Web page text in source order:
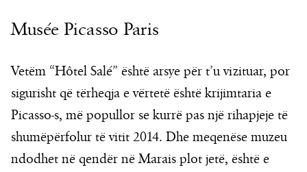
Musée Picasso Paris
Vetëm “Hôtel Salé” është arsye për t’u vizituar, por
sigurisht që tërheqja e vërtetë është krijimtaria e
Picasso-s, më popullor se kurrë pas një rihapjeje të
shumëpërfolur të vitit 2014. Dhe meqenëse muzeu
ndodhet në qendër në Marais plot jetë, është e